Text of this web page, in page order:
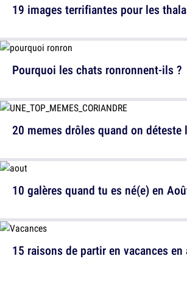
Pourquoi les chats ronronnent-ils ?
10 galères quand tu es né(e) en
19 images terrifiantes pour les
20 memes drôles quand on déteste
15 raisons de partir en vacances en